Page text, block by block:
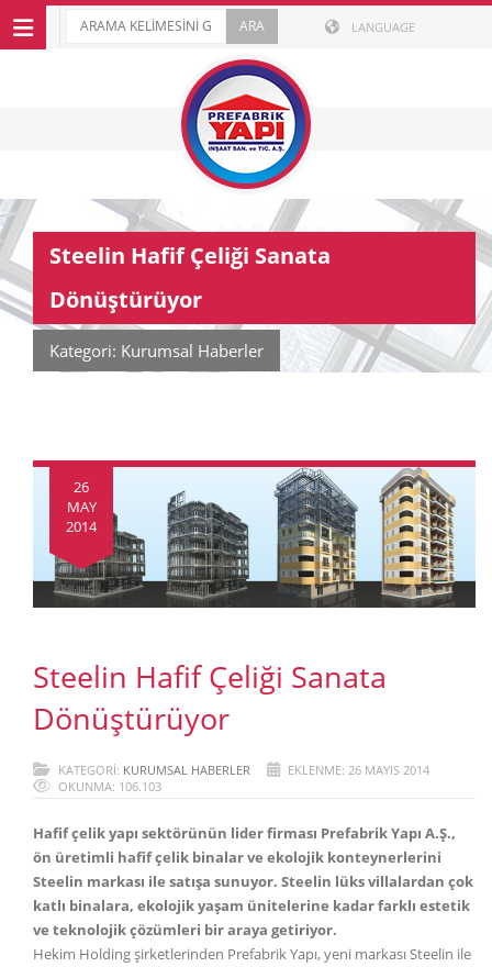
LANGUAGE
Steelin Hafif Çeliği Sanata
Dönüştürüyor
Kategori: Kurumsal Haberler
26
MAY
2014
Steelin Hafif Çeliği Sanata
Dönüştürüyor
KATEGORI: KURUMSAL HABERLER
EKLENME: 26 MAYIS 2014
OKUNMA: 106.103
Hafif çelik yapı sektörünün lider firması Prefabrik Yapı A.Ş.,
ön üretimli hafif çelik binalar ve ekolojik konteynerlerini
Steelin markası ile satışa sunuyor. Steelin lüks villalardan çok
katlı binalara, ekolojik yaşam ünitelerine kadar farklı estetik
ve teknolojik çözümleri bir araya getiriyor.
Hekim Holding şirketlerinden Prefabrik Yapı, yeni markası Steelin ile